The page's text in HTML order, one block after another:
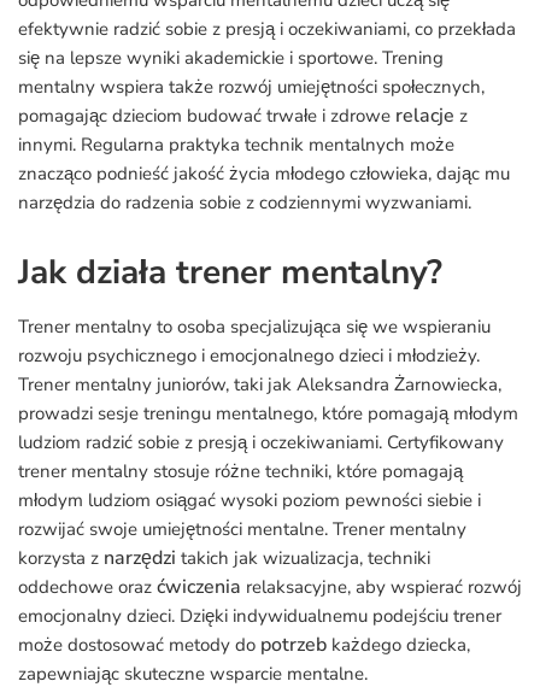
efektywnie radzić sobie z presją i oczekiwaniami, co przekłada
się na lepsze wyniki akademickie i sportowe. Trening
mentalny wspiera także rozwój umiejętności społecznych,
pomagając dzieciom budować trwałe i zdrowe relacje z
innymi. Regularna praktyka technik mentalnych może
znacząco podnieść jakość życia młodego człowieka, dając mu
narzędzia do radzenia sobie z codziennymi wyzwaniami.
Jak działa trener mentalny?
Trener mentalny to osoba specjalizująca się we wspieraniu
rozwoju psychicznego i emocjonalnego dzieci i młodzieży.
Trener mentalny juniorów, taki jak Aleksandra Żarnowiecka,
prowadzi sesje treningu mentalnego, które pomagają młodym
ludziom radzić sobie z presją i oczekiwaniami. Certyfikowany
trener mentalny stosuje różne techniki, które pomagają
młodym ludziom osiągać wysoki poziom pewności siebie i
rozwijać swoje umiejętności mentalne. Trener mentalny
korzysta z narzędzi takich jak wizualizacja, techniki
oddechowe oraz ćwiczenia relaksacyjne, aby wspierać rozwój
emocjonalny dzieci. Dzięki indywidualnemu podejściu trener
może dostosować metody do potrzeb każdego dziecka,
zapewniając skuteczne wsparcie mentalne.